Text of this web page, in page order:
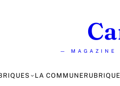
— MAGAZINE
LA COMMUNE